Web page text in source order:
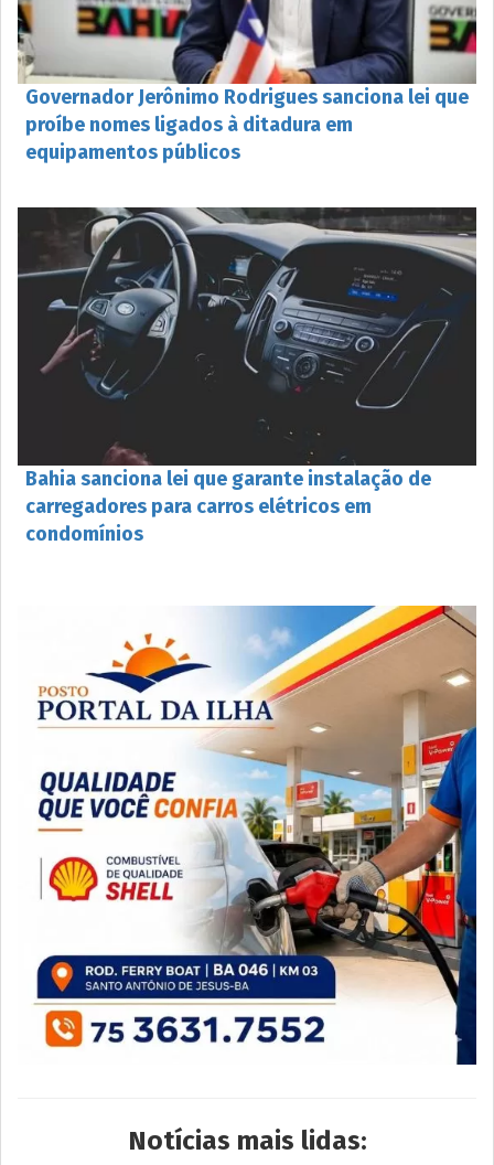
Governador Jerônimo Rodrigues sanciona lei que
proíbe nomes ligados à ditadura em
equipamentos públicos
Bahia sanciona lei que garante instalação de
carregadores para carros elétricos em
condomínios
Notícias mais lidas: